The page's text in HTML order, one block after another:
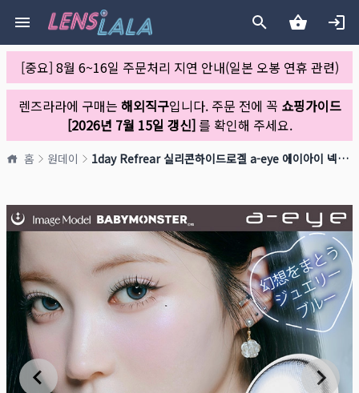
[중요] 8월 6~16일 주문처리 지연 안내(일본 오봉 연휴 관련)
렌즈라라에 구매는 해외직구입니다. 주문 전에 꼭 쇼핑가이드
[2026년 7월 15일 갱신]를 확인해 주세요.
홈 원데이 1day Refrear 실리콘하이드로겔 a-eye 에이아이 넥스트블루(1박스 10개들이)